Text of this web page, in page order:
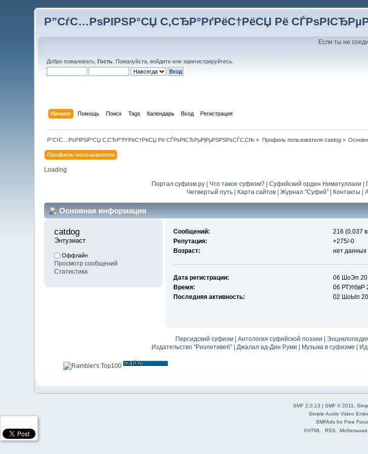
Р”СѓС…РѕРІРЅР°СЏ С‚СЂР°РґРёС†РёСЏ Рё
Если ты не
Добро пожаловать,Гость . Пожалуйста,войдите илизарегистрируйтесь
Начало Помощь Поиск Tags Календарь Вход Регистрация
Р”СѓС…РѕРІРЅР°СЏ С‚СЂР°РґРёС†РёСЏ Рё СЃРѕРІСЂРµРјРµРЅРЅРѕСЃС‚СЊ » Профиль пользователя catdog»
Профиль пользователя
Loading
Портал суфизм.ру Что такое суфизм? Суфийский орден Ниматуллахи
Четвертый путь| Карта сайтов| Журнал "Суфий"| Контакты
Основная информация
catdog
Энтузиаст
Оффлайн
Просмотр сообщений
Статистика
Сообщений:
216 (0.037
Репутация:
+275/-0
Возраст:
нет данных
Дата регистрации:
06 ШоЭп
Время:
06 РТУгбвР
Последняя активность:
02 ШоЫп
Персидский суфизм| Антология суфийской поэзии |
Издательство "Риэлетивеб"| Джалал ад-Дин Руми | Музыка в суфизме |
SMF 2.0.13 | SMF © 2011
Simple Audio Video
SMFAdsforFree
XHTML
RSS Мобильная